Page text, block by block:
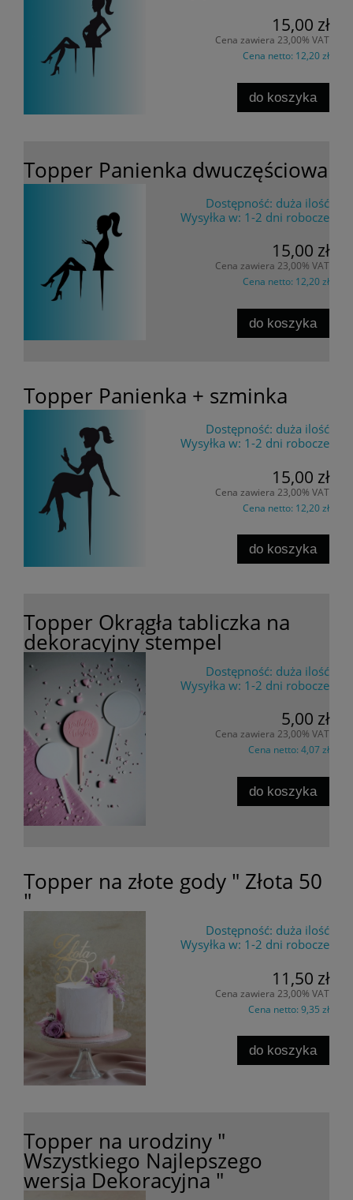
15,00 zł
Cena zawiera 23,00% VAT
Cena netto: 12,20 zł
do koszyka
Topper Panienka dwuczęściowa
Dostępność: duża ilość
Wysyłka w: 1-2 dni robocze
15,00 zł
Cena zawiera 23,00% VAT
Cena netto: 12,20 zł
do koszyka
Topper Panienka + szminka
Dostępność: duża ilość
Wysyłka w: 1-2 dni robocze
15,00 zł
Cena zawiera 23,00% VAT
Cena netto: 12,20 zł
do koszyka
Topper Okrągła tabliczka na
dekoracyjny stempel
Dostępność: duża ilość
Wysyłka w: 1-2 dni robocze
5,00 zł
Cena zawiera 23,00% VAT
Cena netto: 4,07 zł
do koszyka
Topper na złote gody " Złota 50
"
Dostępność: duża ilość
Wysyłka w: 1-2 dni robocze
11,50 zł
Cena zawiera 23,00% VAT
Cena netto: 9,35 zł
do koszyka
Topper na urodziny "
Wszystkiego Najlepszego
wersja Dekoracyjna "